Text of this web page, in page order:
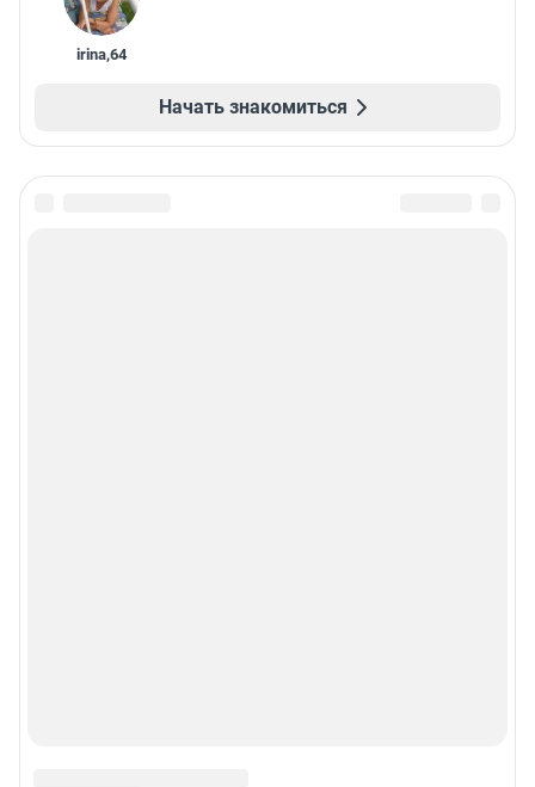
irina,64
Начать знакомиться